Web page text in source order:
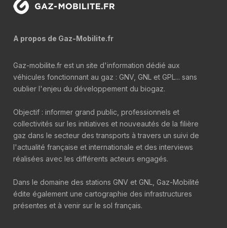
A propos de Gaz-Mobilite.fr
Gaz-mobilite.fr est un site d'information dédié aux
véhicules fonctionnant au gaz : GNV, GNL et GPL... sans
oublier l'enjeu du développement du biogaz.
Objectif : informer grand public, professionnels et
collectivités sur les initiatives et nouveautés de la filière
gaz dans le secteur des transports à travers un suivi de
l'actualité française et internationale et des interviews
réalisées avec les différents acteurs engagés.
Dans le domaine des stations GNV et GNL, Gaz-Mobilité
édite également une cartographie des infrastructures
présentes et à venir sur le sol français.